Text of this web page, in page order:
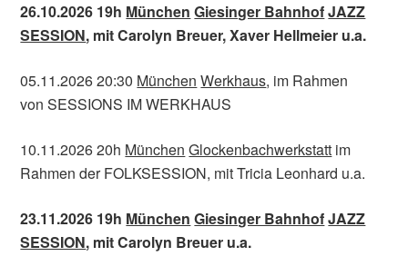
26.10.2026 19h München Giesinger BahnhofJAZZ
SESSION, mit Carolyn Breuer, Xaver Hellmeier u.a.
05.11.2026 20:30 München Werkhaus, im Rahmen
von SESSIONS IM WERKHAUS
10.11.2026 20h München Glockenbachwerkstatt im
Rahmen der FOLKSESSION, mit Tricia Leonhard u.a.
23.11.2026 19h München Giesinger BahnhofJAZZ
SESSION, mit Carolyn Breuer u.a.